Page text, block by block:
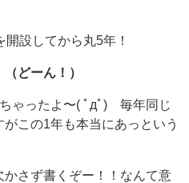
設してから丸5年！
どーん！）
ゃったよ〜( ﾟдﾟ) 毎年同じ
この1年も本当にあっという
さず書くぞー！！なんて意